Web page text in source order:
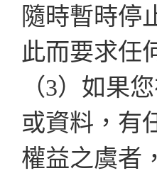
隨時暫時停
此而要求任
（3）如果
或資料，有
權益之虞者